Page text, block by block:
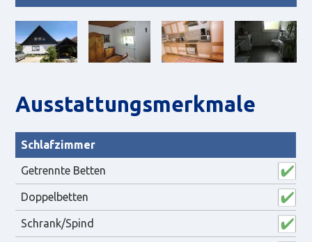
Aus­statt­ungs­merk­male
Schlafzimmer
Getrennte Betten
Doppelbetten
Schrank/Spind